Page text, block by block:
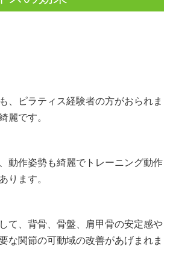
、ピラティス経験者の方がおられま
麗です。
動作姿勢も綺麗でトレーニング動作
ります。
て、背骨、骨盤、肩甲骨の安定感や
な関節の可動域の改善があげまれま